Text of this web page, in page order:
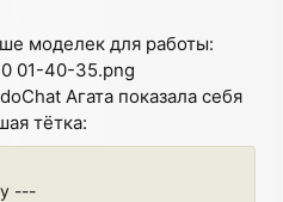
моделек для работы:
01-40-35.png
Агата показала себя
тётка:
---